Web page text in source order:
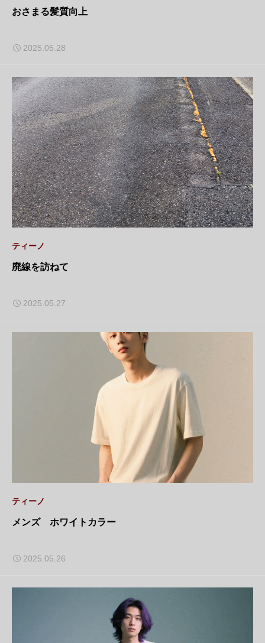
おさまる髪質向上
2025.05.28
ティーノ
廃線を訪ねて
2025.05.27
ティーノ
メンズ ホワイトカラー
2025.05.26